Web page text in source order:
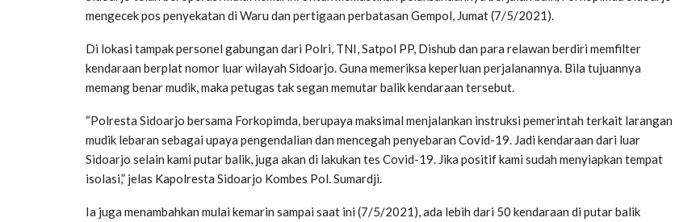
mengecek pos penyekatan di Waru dan pertigaan perbatasan Gempol, Jumat (7/5/2021).
Di lokasi tampak personel gabungan dari Polri, TNI, Satpol PP, Dishub dan para relawan berdiri memfilter
kendaraan berplat nomor luar wilayah Sidoarjo. Guna memeriksa keperluan perjalanannya. Bila tujuannya
memang benar mudik, maka petugas tak segan memutar balik kendaraan tersebut.
“Polresta Sidoarjo bersama Forkopimda, berupaya maksimal menjalankan instruksi pemerintah terkait larangan
mudik lebaran sebagai upaya pengendalian dan mencegah penyebaran Covid-19. Jadi kendaraan dari luar
Sidoarjo selain kami putar balik, juga akan di lakukan tes Covid-19. Jika positif kami sudah menyiapkan tempat
isolasi,” jelas Kapolresta Sidoarjo Kombes Pol. Sumardji.
Ia juga menambahkan mulai kemarin sampai saat ini (7/5/2021), ada lebih dari 50 kendaraan di putar balik